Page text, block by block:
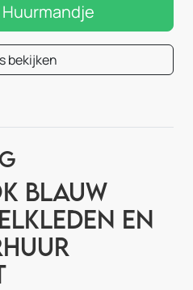
Huurmandje
bekijken
Blauw
en